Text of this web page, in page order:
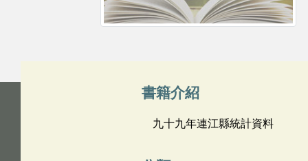
書籍介紹
九十九年連江縣統計資料